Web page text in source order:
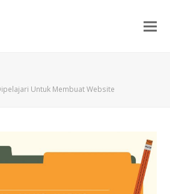
Untuk Membuat Website